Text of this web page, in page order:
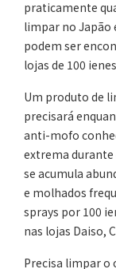
praticamente
limpar no Japão
podem ser
lojas de 100
Um produto de
precisará
anti-mofo
extrema durante
se acumula
e molhados
sprays por 100
nas lojas Daiso,
Precisa limpar o